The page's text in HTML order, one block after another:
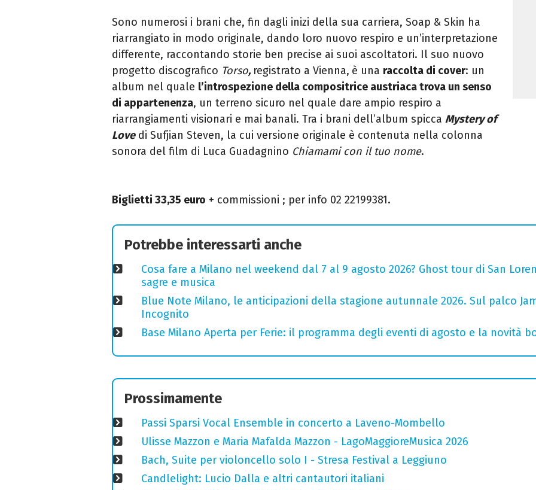
Sono numerosi i brani che, fin dagli inizi della sua carriera, Soap & Skin ha
riarrangiato in modo originale, dando loro nuovo respiro e un’interpretazione
differente, raccontando storie ben precise ai suoi ascoltatori. Il suo nuovo
progetto discografico Torso, registrato a Vienna, è una raccolta di cover: un
album nel quale l’introspezione della compositrice austriaca trova un senso
di appartenenza, un terreno sicuro nel quale dare ampio respiro a
riarrangiamenti visionari e mai banali. Tra i brani dell’album spicca Mystery of
Love di Sufjian Steven, la cui versione originale è contenuta nella colonna
sonora del film di Luca Guadagnino Chiamami con il tuo nome.
Biglietti 33,35 euro + commissioni ; per info 02 22199381.
Potrebbe interessarti anche
Cosa fare a Milano nel weekend dal 7 al 9 agosto 2026? Ghost tour di San
sagre e musica
Blue Note Milano, le anticipazioni della stagione autunnale 2026. Sul palco
Incognito
Base Milano Aperta per Ferie: il programma degli eventi di agosto e la novità
Prossimamente
Passi Sparsi Vocal Ensemble in concerto a Laveno-Mombello
Ulisse Mazzon e Maria Mafalda Mazzon - LagoMaggioreMusica 2026
Bach, Suite per violoncello solo I - Stresa Festival a Leggiuno
Candlelight: Lucio Dalla e altri cantautori italiani